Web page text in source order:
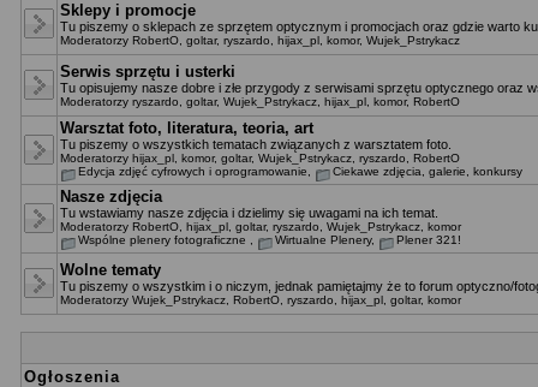
Sklepy i promocje
Tu piszemy o sklepach ze sprzętem optycznym i promocjach oraz gdzie warto
Moderatorzy RobertO goltar, ryszardo hijax_pl komor, Wujek_Pstrykacz
Serwis sprzętu i usterki
Tu opisujemy nasze dobre i złe przygody z serwisami sprzętu optycznego oraz
Moderatorzy ryszardo goltar, Wujek_Pstrykacz hijax_pl komor, RobertO
Warsztat foto, literatura, teoria, art
Tu piszemy o wszystkich tematach związanych z warsztatem foto.
Moderatorzy hijax_pl komor, goltar, Wujek_Pstrykacz ryszardo
RobertO
Edycja zdjęć cyfrowych i oprogramowanie
Ciekawe zdjęcia, galerie, konkursy
Nasze zdjęcia
Tu wstawiamy nasze zdjęcia i dzielimy się uwagami na ich temat.
Moderatorzy RobertO hijax_pl goltar, ryszardo Wujek_Pstrykacz komor
Wspólne plenery fotograficzne
Wirtualne Plenery, Plener 321!
Wolne tematy
Tu piszemy o wszystkim i o niczym, jednak pamiętajmy że to forum optyczno/
Moderatorzy Wujek_Pstrykacz RobertO ryszardo hijax_pl goltar, komor
Ogłoszenia